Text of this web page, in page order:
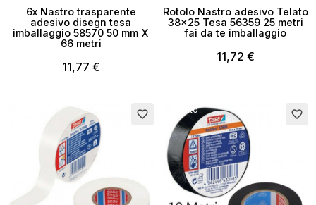
6x Nastro trasparente
adesivo disegn tesa
imballaggio 58570 50 mm X
66 metri
11,77 €
Rotolo Nastro adesivo Telato
38x25 Tesa 56359 25 metri
fai da te imballaggio
11,72 €
favorite_border Esaurito favorite_border
Crea lista dei desideri
Nome lista dei desideri